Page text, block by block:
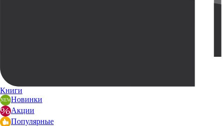
Книги
Новинки
Акции
Популярные